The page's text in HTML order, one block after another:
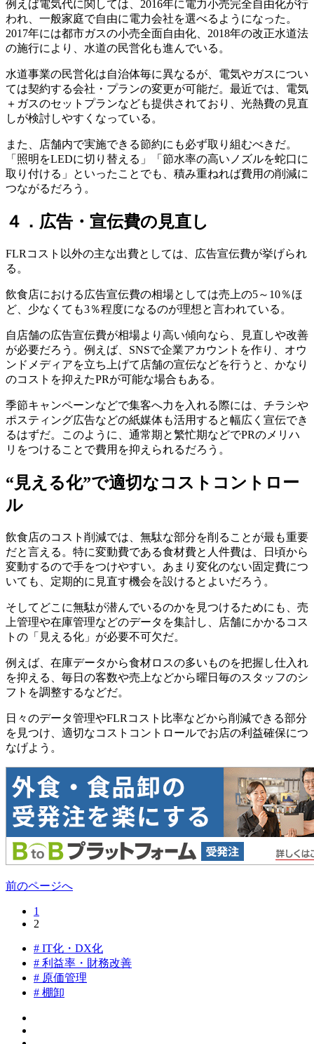
例えば電気代に関しては、2016年に電力小売完全自由化が行
われ、一般家庭で自由に電力会社を選べるようになった。
2017年には都市ガスの小売全面自由化、2018年の改正水道法
の施行により、水道の民営化も進んでいる。
水道事業の民営化は自治体毎に異なるが、電気やガスについ
ては契約する会社・プランの変更が可能だ。最近では、電気
＋ガスのセットプランなども提供されており、光熱費の見直
しが検討しやすくなっている。
また、店舗内で実施できる節約にも必ず取り組むべきだ。
「照明をLEDに切り替える」「節水率の高いノズルを蛇口に
取り付ける」といったことでも、積み重ねれば費用の削減に
つながるだろう。
４．広告・宣伝費の見直し
FLRコスト以外の主な出費としては、広告宣伝費が挙げられ
る。
飲食店における広告宣伝費の相場としては売上の5～10％ほ
ど、少なくても3％程度になるのが理想と言われている。
自店舗の広告宣伝費が相場より高い傾向なら、見直しや改善
が必要だろう。例えば、SNSで企業アカウントを作り、オウ
ンドメディアを立ち上げて店舗の宣伝などを行うと、かなり
のコストを抑えたPRが可能な場合もある。
季節キャンペーンなどで集客へ力を入れる際には、チラシや
ポスティング広告などの紙媒体も活用すると幅広く宣伝でき
るはずだ。このように、通常期と繁忙期などでPRのメリハ
リをつけることで費用を抑えられるだろう。
“見える化”で適切なコストコントロー
ル
飲食店のコスト削減では、無駄な部分を削ることが最も重要
だと言える。特に変動費である食材費と人件費は、日頃から
変動するので手をつけやすい。あまり変化のない固定費につ
いても、定期的に見直す機会を設けるとよいだろう。
そしてどこに無駄が潜んでいるのかを見つけるためにも、売
上管理や在庫管理などのデータを集計し、店舗にかかるコス
トの「見える化」が必要不可欠だ。
例えば、在庫データから食材ロスの多いものを把握し仕入れ
を抑える、毎日の客数や売上などから曜日毎のスタッフのシ
フトを調整するなどだ。
日々のデータ管理やFLRコスト比率などから削減できる部分
を見つけ、適切なコストコントロールでお店の利益確保につ
なげよう。
前のページへ
1
2
# IT化・DX化
# 利益率・財務改善
# 原価管理
# 棚卸